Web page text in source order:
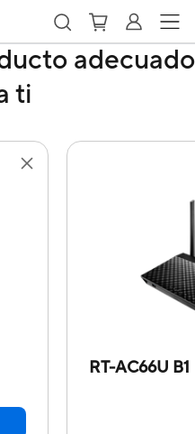
adecuado
ti
RT-AC66U B1